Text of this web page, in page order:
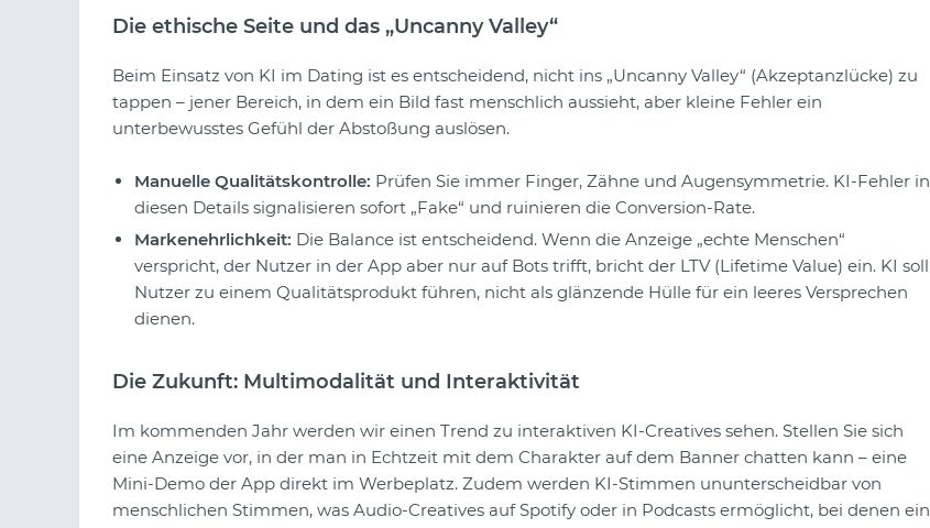
Die ethische Seite und das „Uncanny Valley“
Beim Einsatz von KI im Dating ist es entscheidend, nicht ins „Uncanny Valley“ (Akzeptanzlücke) zu
tappen – jener Bereich, in dem ein Bild fast menschlich aussieht, aber kleine Fehler ein
unterbewusstes Gefühl der Abstoßung auslösen.
Manuelle Qualitätskontrolle: Prüfen Sie immer Finger, Zähne und Augensymmetrie. KI-Fehler in
diesen Details signalisieren sofort „Fake“ und ruinieren die Conversion-Rate.
Markenehrlichkeit: Die Balance ist entscheidend. Wenn die Anzeige „echte Menschen“
verspricht, der Nutzer in der App aber nur auf Bots trifft, bricht der LTV (Lifetime Value) ein. KI soll
Nutzer zu einem Qualitätsprodukt führen, nicht als glänzende Hülle für ein leeres Versprechen
dienen.
Die Zukunft: Multimodalität und Interaktivität
Im kommenden Jahr werden wir einen Trend zu interaktiven KI-Creatives sehen. Stellen Sie sich
eine Anzeige vor, in der man in Echtzeit mit dem Charakter auf dem Banner chatten kann – eine
Mini-Demo der App direkt im Werbeplatz. Zudem werden KI-Stimmen ununterscheidbar von
menschlichen Stimmen, was Audio-Creatives auf Spotify oder in Podcasts ermöglicht, bei denen ein